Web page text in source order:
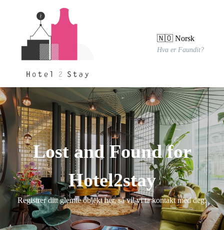
🇳🇴 Norsk
Hva er Faundit?
Lost and Found for
Hotel2stay
Registrer ditt glemte objekt her, så vil vi ta kontakt med deg.